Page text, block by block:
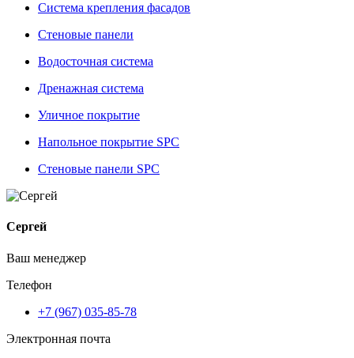
Система крепления фасадов
Стеновые панели
Водосточная система
Дренажная система
Уличное покрытие
Напольное покрытие SPC
Стеновые панели SPC
Сергей
Ваш менеджер
Телефон
+7 (967) 035-85-78
Электронная почта